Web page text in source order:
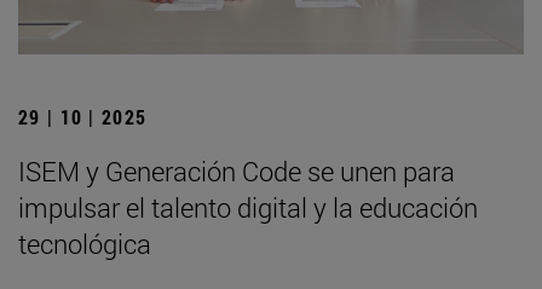
29 | 10 | 2025
ISEM y Generación Code se unen para
impulsar el talento digital y la educación
tecnológica